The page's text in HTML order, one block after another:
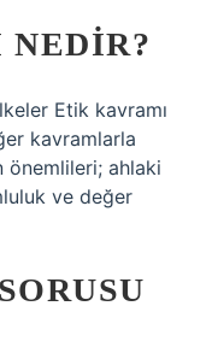
Etik kavramı
kavramlarla
önemlileri; ahlaki
ve değer